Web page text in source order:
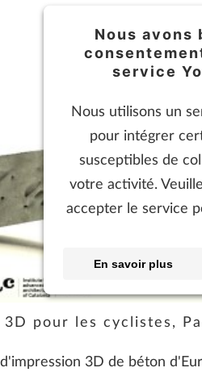
Nous avons
service
Nous utilisons un
pour intégrer
susceptibles de
votre activité.
accepter le service
En savoir plus
pour les cyclistes,
3D de béton